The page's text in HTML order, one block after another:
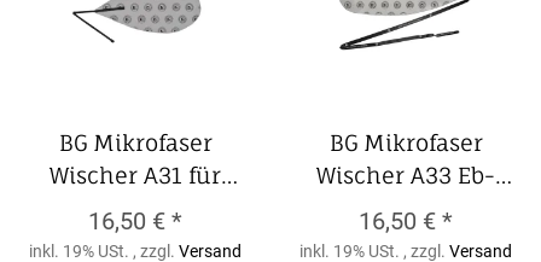
BG Mikrofaser
Wischer A31 für
Saxophon und
Klarinettenmundstücke
16,50 € *
inkl. 19% USt. , zzgl. Versand
BG Mikrofaser
Wischer A33 Eb-
Klarinette/Sopransax
BG Mikrofaser
16,50 € *
inkl. 19% USt. , zzgl. Versand